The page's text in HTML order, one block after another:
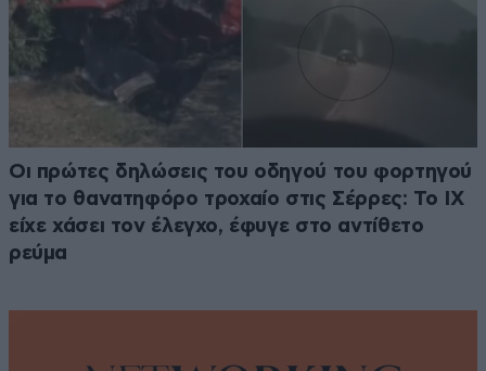
Οι πρώτες δηλώσεις του οδηγού του φορτηγού
για το θανατηφόρο τροχαίο στις Σέρρες: Το ΙΧ
είχε χάσει τον έλεγχο, έφυγε στο αντίθετο
ρεύμα